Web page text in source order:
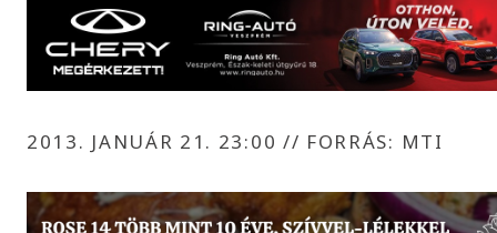
2013. JANUÁR 21. 23:00 // FORRÁS: MTI